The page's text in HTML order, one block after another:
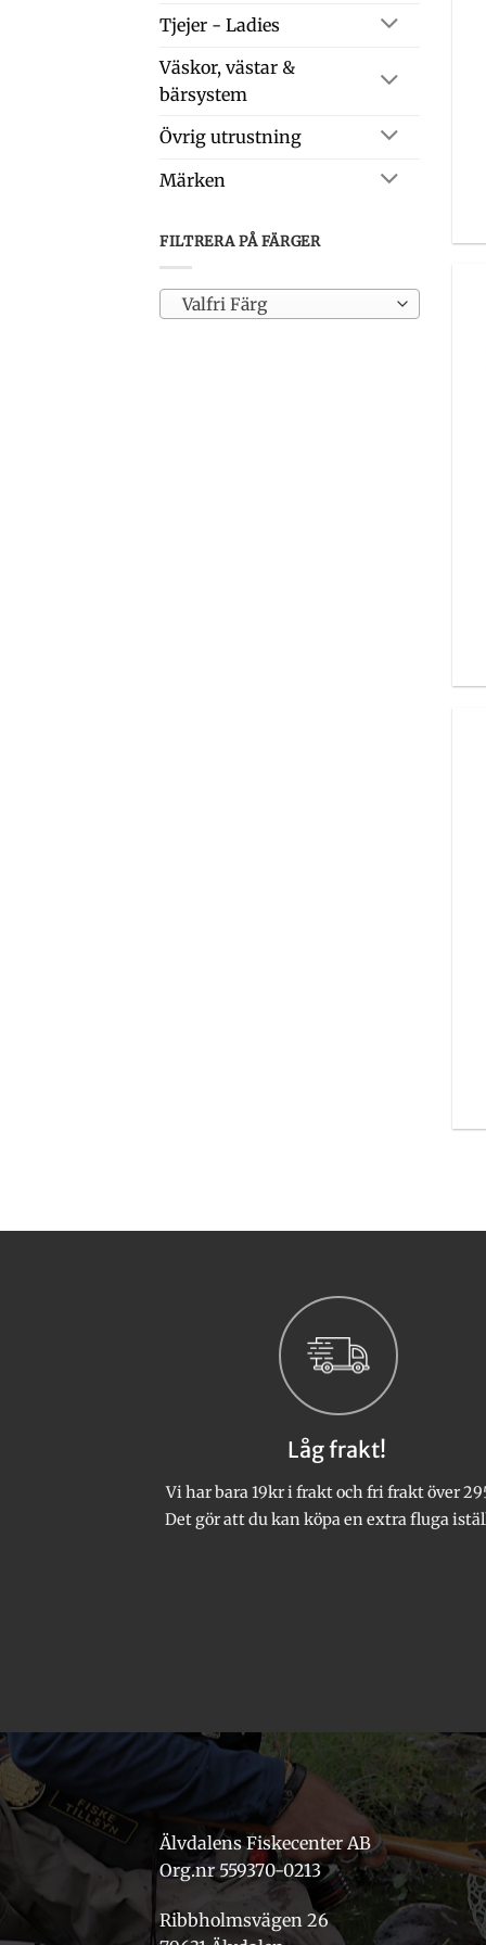
Tjejer - Ladies
Väskor, västar &
bärsystem
Övrig utrustning
Märken
FILTRERA PÅ FÄRGER
Valfri Färg
Låg frakt!
Vi har bara 19kr i frakt och fri frakt över
Det gör att du kan köpa en extra fluga
Älvdalens Fiskecenter AB
Org.nr 559370-0213
Ribbholmsvägen 26